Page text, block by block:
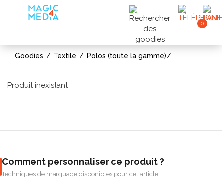
0
Goodies Textile Polos (toute la gamme)
Produit inexistant
Comment personnaliser ce produit ?
Techniques de marquage disponibles pour cet article